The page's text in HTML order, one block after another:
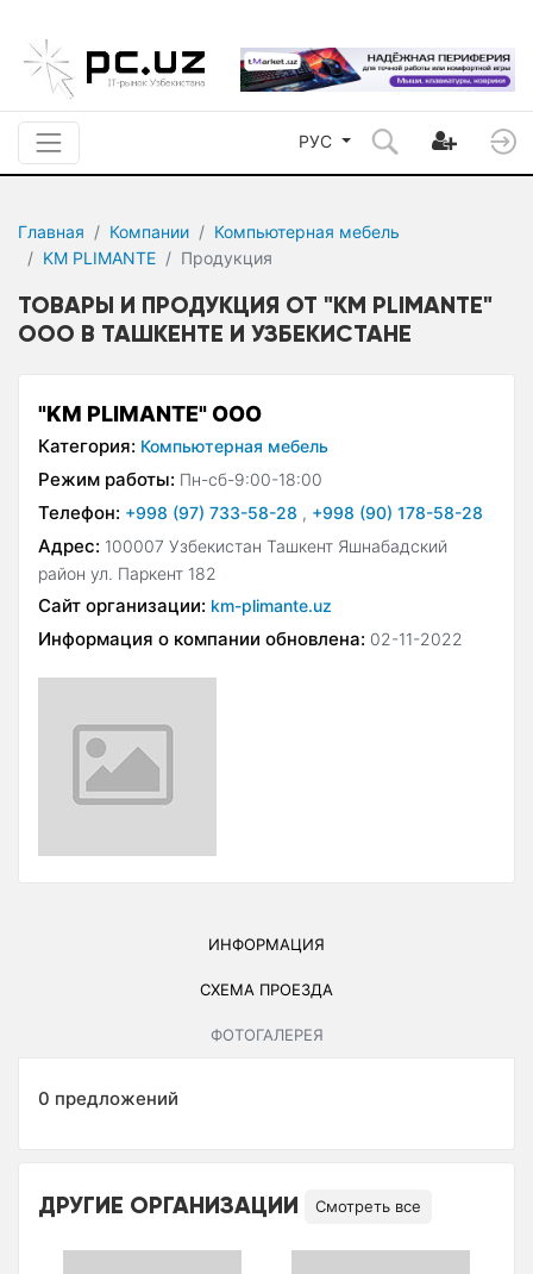
РУС
Главная Компании
Компьютерная мебель
KM PLIMANTE
Продукция
ТОВАРЫ И ПРОДУКЦИЯ ОТ "KM PLIMANTE"
ООО В ТАШКЕНТЕ И УЗБЕКИСТАНЕ
"KM PLIMANTE" ООО
Категория: Компьютерная мебель
Режим работы: Пн-сб-9:00-18:00
Телефон: +998 (97) 733-58-28 , +998 (90) 178-58-28
Адрес: 100007 Узбекистан Ташкент Яшнабадский
район ул. Паркент 182
Сайт организации: km-plimante.uz
Информация о компании обновлена: 02-11-2022
ИНФОРМАЦИЯ
СХЕМА ПРОЕЗДА
ФОТОГАЛЕРЕЯ
0 предложений
ДРУГИЕ ОРГАНИЗАЦИИ Смотреть все